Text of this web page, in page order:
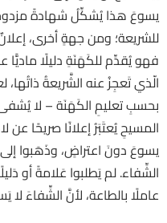
يسوعَ هذا يُشكِّلُ شهادةً
للشريعة؛ ومن جهةٍ أخرى،
فهو يُقدِّم للكَهَنَةِ دليلًا ماديًّا
الّذي تَعجِزُ عنه الشَّريعةُ
بحسبِ تعليمِ الكَهَنَة – لا
المسيحِ يُعتَبَرُ إعلانًا صريحًا
يسوعَ دونَ اعتراضٍ، وذَهَبوا
الشِّفاء. لم يَطلبوا عَلامةً أو
عاملًا بالطاعة، لأنَّ الشِّفاءَ لا